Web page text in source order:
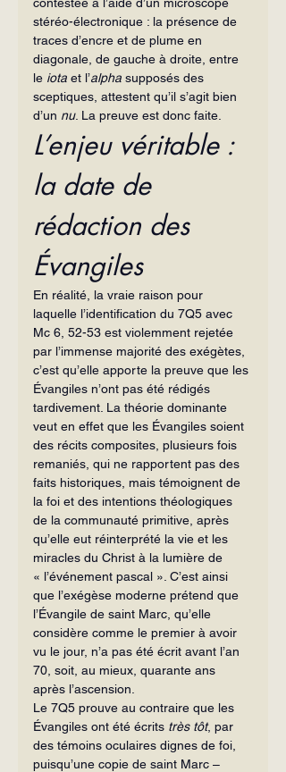
stéréo-électronique : la présence de
traces d’encre et de plume en
diagonale, de gauche à droite, entre
le iota et l’alpha supposés des
sceptiques, attestent qu’il s’agit bien
d’un nu. La preuve est donc faite.
L’enjeu véritable :
la date de
rédaction des
Évangiles
En réalité, la vraie raison pour
laquelle l’identification du 7Q5 avec
Mc 6, 52-53 est violemment rejetée
par l’immense majorité des exégètes,
c’est qu’elle apporte la preuve que les
Évangiles n’ont pas été rédigés
tardivement. La théorie dominante
veut en effet que les Évangiles soient
des récits composites, plusieurs fois
remaniés, qui ne rapportent pas des
faits historiques, mais témoignent de
la foi et des intentions théologiques
de la communauté primitive, après
qu’elle eut réinterprété la vie et les
miracles du Christ à la lumière de
« l’événement pascal ». C’est ainsi
que l’exégèse moderne prétend que
l’Évangile de saint Marc, qu’elle
considère comme le premier à avoir
vu le jour, n’a pas été écrit avant l’an
70, soit, au mieux, quarante ans
après l’ascension.
Le 7Q5 prouve au contraire que les
Évangiles ont été écrits très tôt, par
des témoins oculaires dignes de foi,
puisqu’une copie de saint Marc –